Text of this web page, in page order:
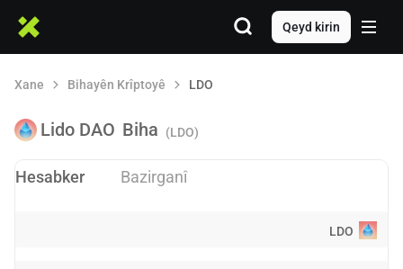
Qeyd kirin
Xane Bihayên Krîptoyê LDO
Lido DAO Biha (LDO)
Hesabker Bazirganî
LDO